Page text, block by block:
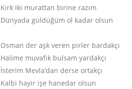
Kırk iki murattan birine razım
Dünyada güldüğüm ol kadar olsun
Osman der aşk veren pirler bardakçı
Halime muvafık bulsam yardakçı
İsterim Mevla’dan derse ortakçı
Kalbi hayır işe hanedar olsun